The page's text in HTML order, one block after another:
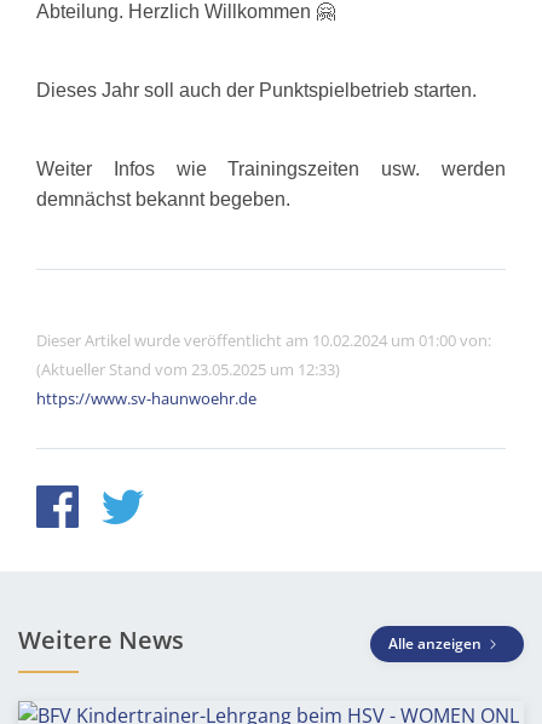
Abteilung. Herzlich Willkommen 🤗
Dieses Jahr soll auch der Punktspielbetrieb starten.
Weiter Infos wie Trainingszeiten usw. werden
demnächst bekannt begeben.
Dieser Artikel wurde veröffentlicht am 10.02.2024 um 01:00 von:
(Aktueller Stand vom 23.05.2025 um 12:33)
https://www.sv-haunwoehr.de
Weitere News Alle anzeigen